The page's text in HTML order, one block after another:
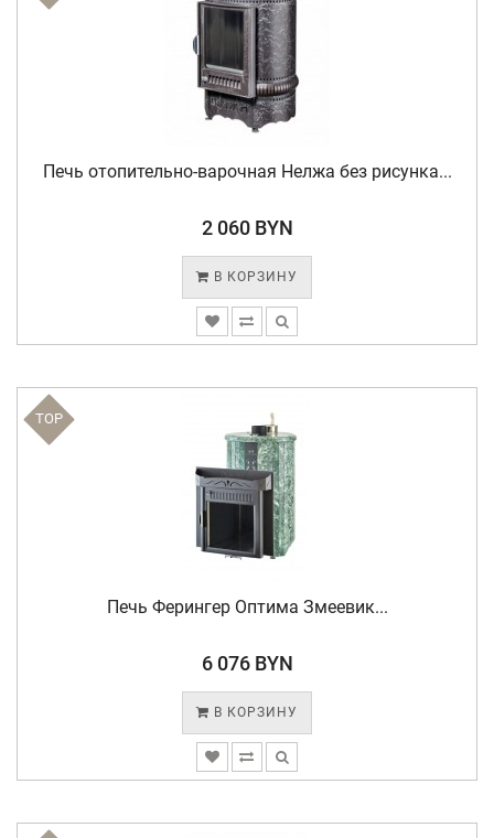
Печь отопительно-варочная Нелжа без рисунка...
2 060 BYN
В КОРЗИНУ
TOP
Печь Ферингер Оптима Змеевик...
6 076 BYN
В КОРЗИНУ